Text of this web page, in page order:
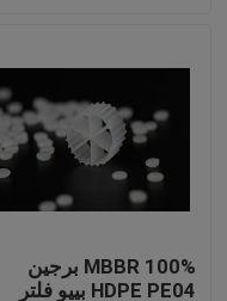
اطلب اقتباس
الوسائط المرشحة MBBR
MBBR بيو ميديا
MBBR 100% برجين
HDPE PE04 بييو فلتر